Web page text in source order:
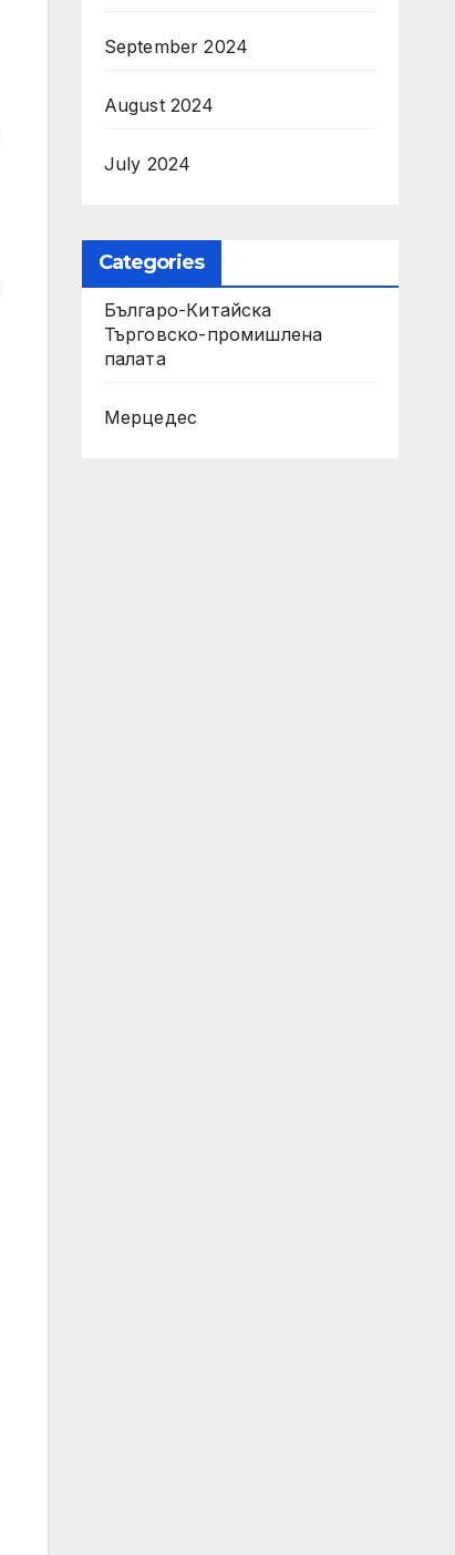
September 2024
August 2024
July 2024
Categories
Българо-Китайска
Търговско-промишлена
палaта
Мерцедес